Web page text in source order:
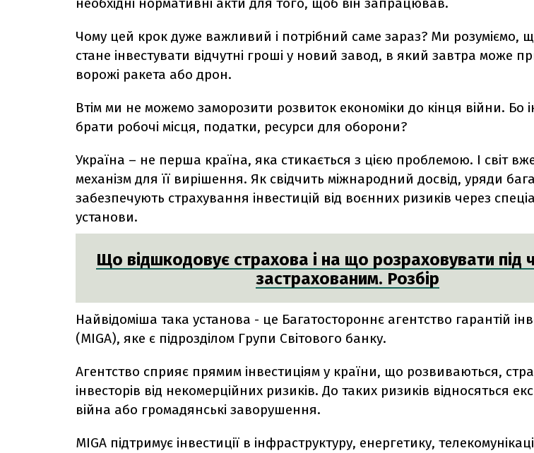
Чому цей крок дуже важливий і потрібний саме зараз? Ми розуміємо,
стане інвестувати відчутні гроші у новий завод, в який завтра може
ворожі ракета або дрон.
Втім ми не можемо заморозити розвиток економіки до кінця війни. Бо
брати робочі місця, податки, ресурси для оборони?
Україна – не перша країна, яка стикається з цією проблемою. І світ
механізм для її вирішення. Як свідчить міжнародний досвід, уряди
забезпечують страхування інвестицій від воєнних ризиків через
установи.
Що відшкодовує страхова і на що розраховувати під
застрахованим. Розбір
Найвідоміша така установа - це Багатостороннє агентство гарантій
(MIGA), яке є підрозділом Групи Світового банку.
Агентство сприяє прямим інвестиціям у країни, що розвиваються,
інвесторів від некомерційних ризиків. До таких ризиків відносяться
війна або громадянські заворушення.
MIGA підтримує інвестиції в інфраструктуру, енергетику,